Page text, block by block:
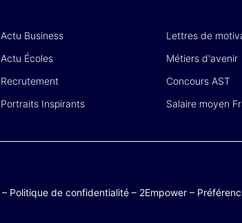
Actu Business
Actu Écoles
Recrutement
Portraits Inspirants
Lettres de
Métiers d'avenir
Concours AST
Salaire moyen
– Politique de confidentialité – 2Empower –